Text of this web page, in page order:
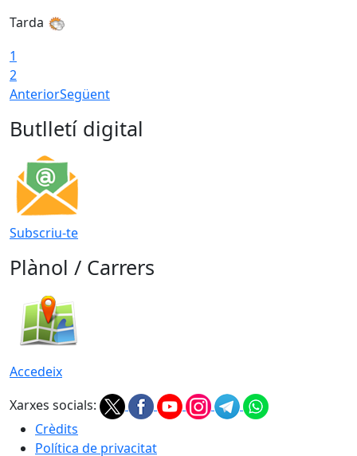
Tarda
1
2
AnteriorSegüent
Butlletí digital
Subscriu-te
Plànol / Carrers
Accedeix
Xarxes socials:
Crèdits
Política de privacitat